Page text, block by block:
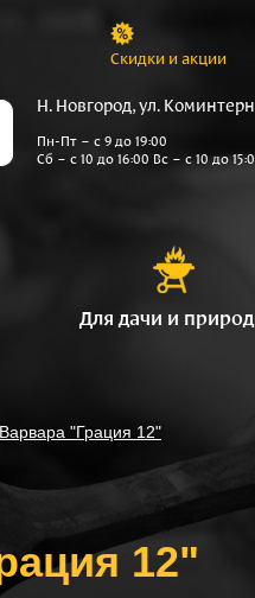
Скидки и акции
Н. Новгород, ул.
Пн-Пт – с 9 до 19:00
Сб – с 10 до 16:00 Вс – с 10 до
Для дачи и
"Грация 12"
12"